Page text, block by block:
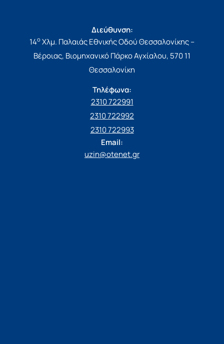
Διεύθυνση:
14ο Χλμ. Παλαιάς Εθνικής Οδού Θεσσαλονίκης –
Βέροιας, Βιομηχανικό Πάρκο Αγχίαλου, 570 11
Θεσσαλονίκη
Τηλέφωνα:
2310 722991
2310 722992
2310 722993
Email:
uzin@otenet.gr